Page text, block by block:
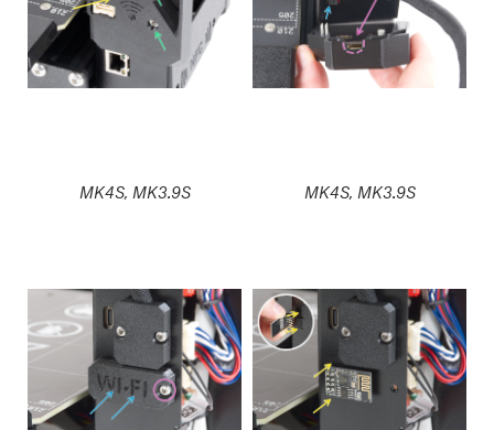
MK4S, MK3.9S MK4S, MK3.9S